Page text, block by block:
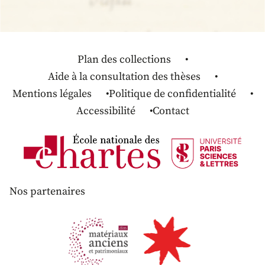
Plan des collections
Aide à la consultation des thèses
Mentions légales
Politique de confidentialité
Accessibilité
Contact
Nos partenaires